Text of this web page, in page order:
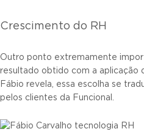
Crescimento do RH
Outro ponto extremamente
resultado obtido com a aplicação
Fábio revela, essa escolha se
pelos clientes da Funcional.